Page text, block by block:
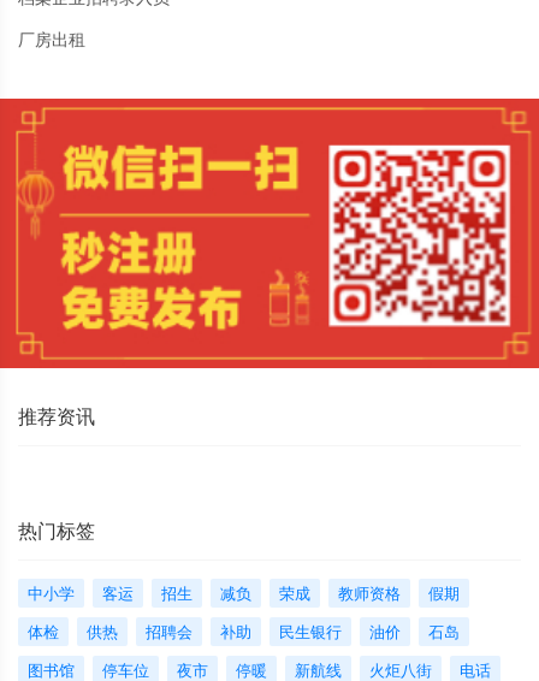
厂房出租
推荐资讯
热门标签
中小学 客运 招生 减负 荣成 教师资格
假期
体检
供热 招聘会 补助 民生银行 油价
石岛
图书馆
停车位 夜市 停暖 新航线 火炬八街
电话